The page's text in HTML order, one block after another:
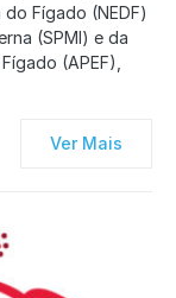
Fígado (NEDF)
(SPMI) e da
(APEF),
Ver Mais